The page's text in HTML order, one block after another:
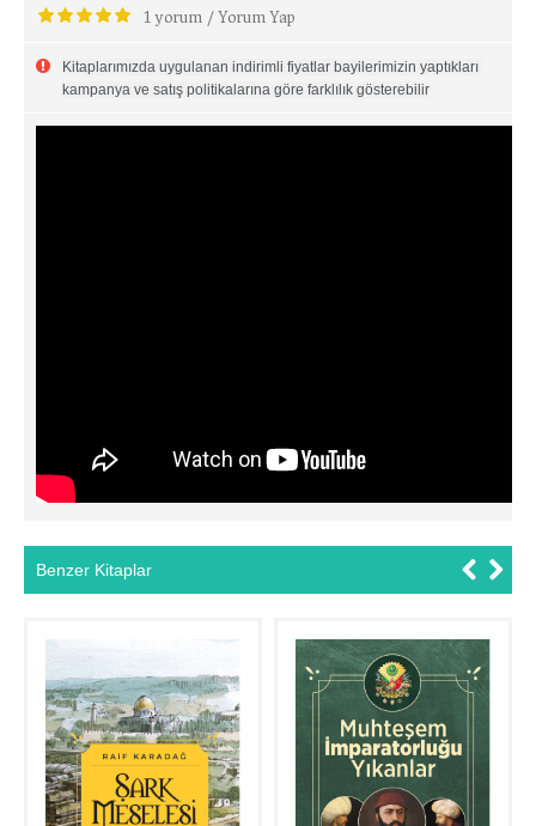
1 yorum/Yorum Yap
Kitaplarımızda uygulanan indirimli fiyatlar bayilerimizin yaptıkları
kampanya ve satış politikalarına göre farklılık gösterebilir
Benzer Kitaplar